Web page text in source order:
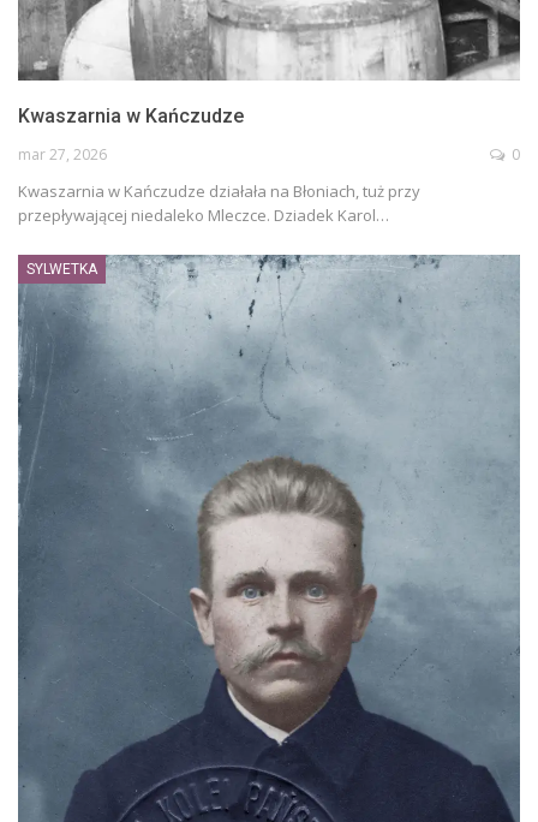
Kwaszarnia w Kańczudze
mar 27, 2026 0
Kwaszarnia w Kańczudze działała na Błoniach, tuż przy
przepływającej niedaleko Mleczce. Dziadek Karol…
SYLWETKA